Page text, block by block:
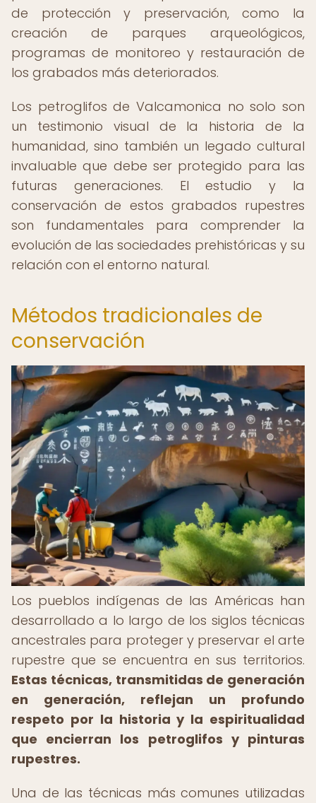
de protección y preservación, como la
creación de parques arqueológicos,
programas de monitoreo y restauración de
los grabados más deteriorados.
Los petroglifos de Valcamonica no solo son
un testimonio visual de la historia de la
humanidad, sino también un legado cultural
invaluable que debe ser protegido para las
futuras generaciones. El estudio y la
conservación de estos grabados rupestres
son fundamentales para comprender la
evolución de las sociedades prehistóricas y su
relación con el entorno natural.
Métodos tradicionales de
conservación
Los pueblos indígenas de las Américas han
desarrollado a lo largo de los siglos técnicas
ancestrales para proteger y preservar el arte
rupestre que se encuentra en sus territorios.
Estas técnicas, transmitidas de generación
en generación, reflejan un profundo
respeto por la historia y la espiritualidad
que encierran los petroglifos y pinturas
rupestres.
Una de las técnicas más comunes utilizadas